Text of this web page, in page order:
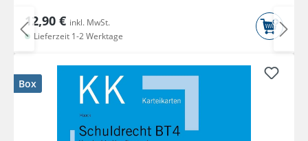
12,90 € inkl. MwSt.
Lieferzeit 1-2 Werktage
Box